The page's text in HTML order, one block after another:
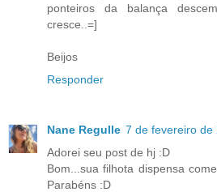
ponteiros da balança
cresce..=]
Beijos
Responder
Nane Regulle 7 de fevereiro de
Adorei seu post de hj :D
Bom...sua filhota dispensa
Parabéns :D